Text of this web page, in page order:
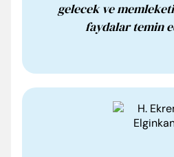
gelecek ve
faydalar temin